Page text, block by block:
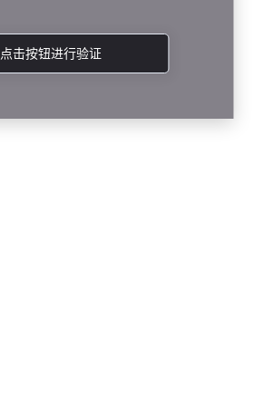
点击按钮进行验证